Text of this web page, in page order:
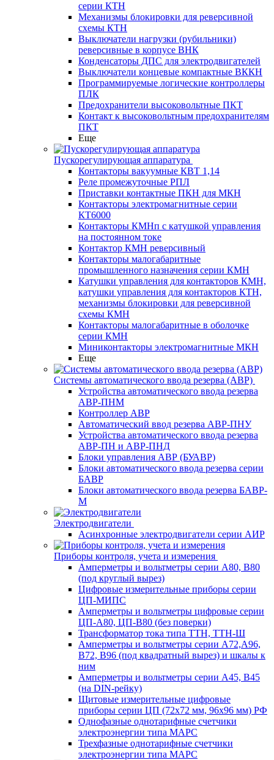
серии КТН
Механизмы блокировки для реверсивной
схемы КТН
Выключатели нагрузки (рубильники)
реверсивные в корпусе ВНК
Конденсаторы ДПС для электродвигателей
Выключатели концевые компактные ВККН
Программируемые логические контроллеры
ПЛК
Предохранители высоковольтные ПКТ
Контакт к высоковольтным предохранителям
ПКТ
Еще
Пускорегулирующая аппаратура
Контакторы вакуумные КВТ 1,14
Реле промежуточные РПЛ
Приставки контактные ПКН для МКН
Контакторы электромагнитные серии
КТ6000
Контакторы КМНп с катушкой управления
на постоянном токе
Контактор КМН реверсивный
Контакторы малогабаритные
промышленного назначения серии КМН
Катушки управления для контакторов КМН,
катушки управления для контакторов КТН,
механизмы блокировки для реверсивной
схемы КМН
Контакторы малогабаритные в оболочке
серии КМН
Миниконтакторы электромагнитные МКН
Еще
Системы автоматического ввода резерва (АВР)
Устройства автоматического ввода резерва
АВР-ПНМ
Контроллер АВР
Автоматический ввод резерва АВР-ПНУ
Устройства автоматического ввода резерва
АВР-ПН и АВР-ПНД
Блоки управления АВР (БУАВР)
Блоки автоматического ввода резерва серии
БАВР
Блоки автоматического ввода резерва БАВР-
М
Электродвигатели
Асинхронные электродвигатели серии АИР
Приборы контроля, учета и измерения
Амперметры и вольтметры серии А80, В80
(под круглый вырез)
Цифровые измерительные приборы серии
ЦП-МИПС
Амперметры и вольтметры цифровые серии
ЦП-А80, ЦП-В80 (без поверки)
Трансформатор тока типа ТТН, ТТН-Ш
Амперметры и вольтметры серии А72,А96,
В72, В96 (под квадратный вырез) и шкалы к
ним
Амперметры и вольтметры серии А45, В45
(на DIN-рейку)
Щитовые измерительные цифровые
приборы серии ЦП (72х72 мм, 96х96 мм) РФ
Однофазные однотарифные счетчики
электроэнергии типа МАРС
Трехфазные однотарифные счетчики
электроэнергии типа МАРС